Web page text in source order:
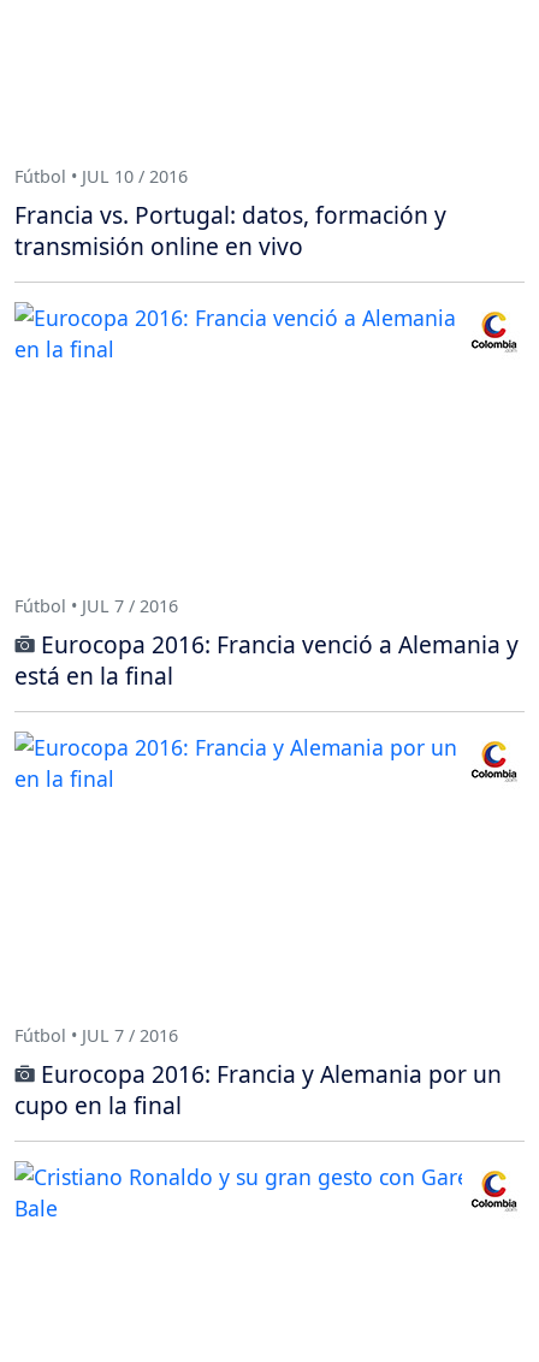
Fútbol • JUL 10 / 2016
Francia vs. Portugal: datos, formación y
transmisión online en vivo
Fútbol • JUL 7 / 2016
Eurocopa 2016: Francia venció a Alemania y
está en la final
Fútbol • JUL 7 / 2016
Eurocopa 2016: Francia y Alemania por un
cupo en la final